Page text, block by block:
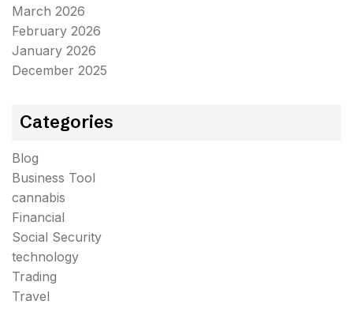
March 2026
February 2026
January 2026
December 2025
Categories
Blog
Business Tool
cannabis
Financial
Social Security
technology
Trading
Travel